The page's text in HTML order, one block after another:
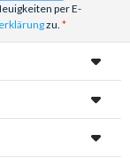
per E-
zu.